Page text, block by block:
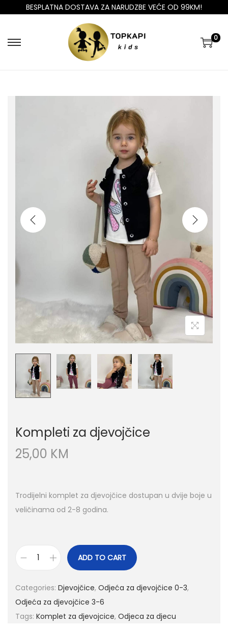
BESPLATNA DOSTAVA ZA NARUDZBE VEĆE OD 99KM!
0
Kompleti za djevojčice
25,00 KM
Trodijelni komplet za djevojčice dostupan u dvije boje u
veličinama od 2-8 godina.
ADD TO CART
Categories: Djevojčice, Odjeća za djevojčice 0-3,
Odjeća za djevojčice 3-6
Tags: Komplet za djevojcice, Odjeca za djecu